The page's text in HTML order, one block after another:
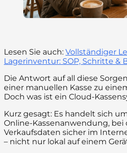
Lesen Sie auch: Vollständiger
Lagerinventur: SOP, Schritte &
Die Antwort auf all diese
einer manuellen Kasse zu
Doch was ist ein Cloud-
Kurz gesagt: Es handelt sich
Online-Kassenanwendung, bei
Verkaufsdaten sicher im
– nicht nur lokal auf einem